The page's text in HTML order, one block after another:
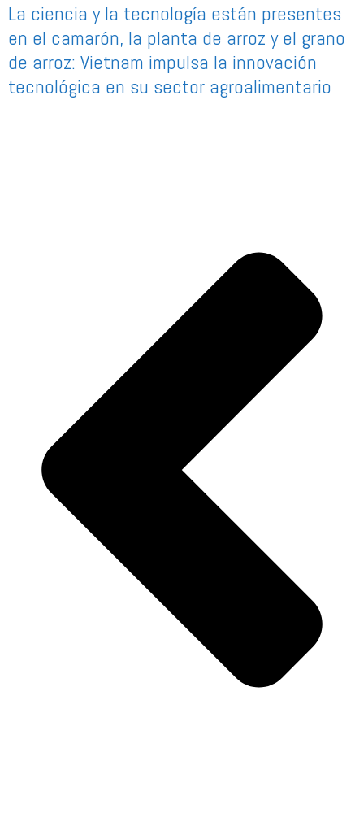
La ciencia y la tecnología están presentes
en el camarón, la planta de arroz y el grano
de arroz: Vietnam impulsa la innovación
tecnológica en su sector agroalimentario